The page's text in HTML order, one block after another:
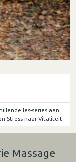
les-series aan:
Stress naar Vitaliteit
Massage